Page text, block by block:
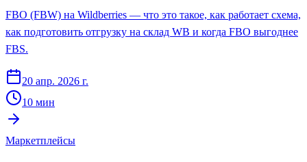
FBO (FBW) на Wildberries — что это такое, как работает схема,
как подготовить отгрузку на склад WB и когда FBO выгоднее
FBS.
20 апр. 2026 г.
10 мин
Маркетплейсы